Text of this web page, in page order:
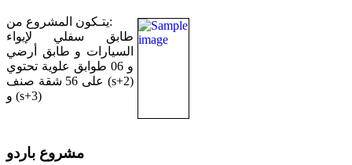
يتـكون المشروع من:
طابق سفلي لإيواء
السيارات و طابق أرضي
و 06 طوابق علوية تحتوي
على 56 شقة صنف (s+2)
و (s+3)
مشروع باردو